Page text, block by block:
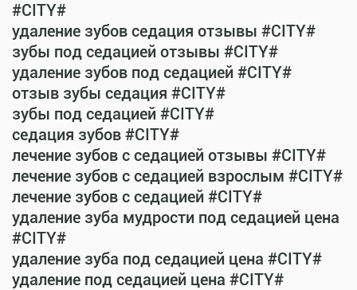
#CITY#
удаление зубов седация отзывы #CITY#
зубы под седацией отзывы #CITY#
удаление зубов под седацией #CITY#
отзыв зубы седация #CITY#
зубы под седацией #CITY#
седация зубов #CITY#
лечение зубов с седацией отзывы #CITY#
лечение зубов с седацией взрослым #CITY#
лечение зубов с седацией #CITY#
удаление зуба мудрости под седацией цена
#CITY#
удаление зуба под седацией цена #CITY#
удаление под седацией цена #CITY#